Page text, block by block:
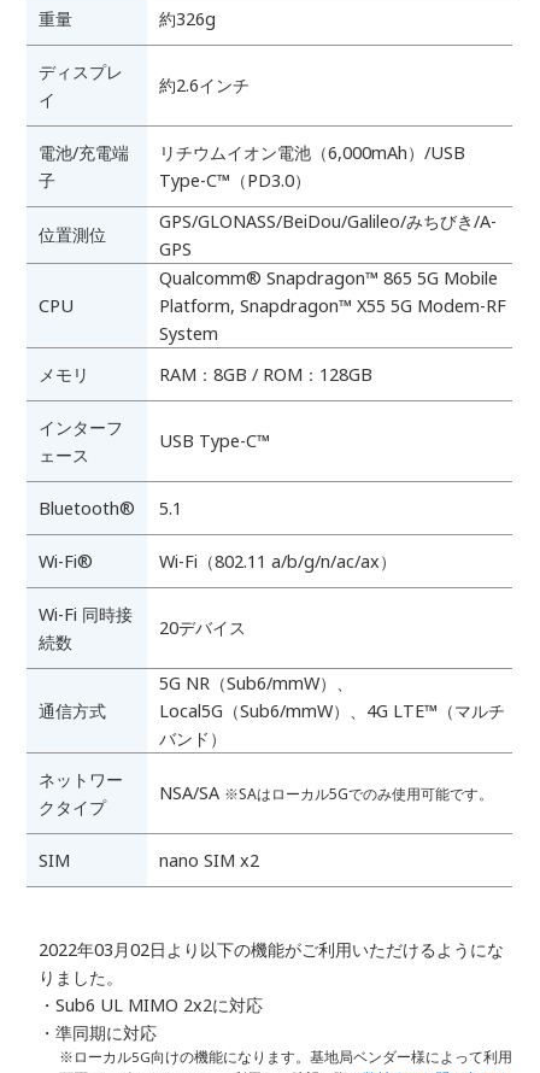
重量 約326g
ディスプレ
イ
約2.6インチ
電池/充電端
子
リチウムイオン電池（6,000mAh）/USB
Type-C™（PD3.0）
位置測位
GPS/GLONASS/BeiDou/Galileo/みちびき/A-
GPS
CPU
Qualcomm® Snapdragon™ 865 5G Mobile
Platform, Snapdragon™ X55 5G Modem-RF
System
メモリ
RAM：8GB / ROM：128GB
インターフ
ェース
USB Type-C™
Bluetooth® 5.1
Wi-Fi® Wi-Fi（802.11 a/b/g/n/ac/ax）
Wi-Fi 同時接
続数
20デバイス
通信方式
5G NR（Sub6/mmW）、
Local5G（Sub6/mmW）、4G LTE™（マルチ
バンド）
ネットワー
クタイプ
NSA/SA ※SAはローカル5Gでのみ使用可能です。
SIM nano SIM x2
2022年03月02日より以下の機能がご利用いただけるようにな
りました。
・Sub6 UL MIMO 2x2に対応
・準同期に対応
※ローカル5G向けの機能になります。基地局ベンダー様によって利用